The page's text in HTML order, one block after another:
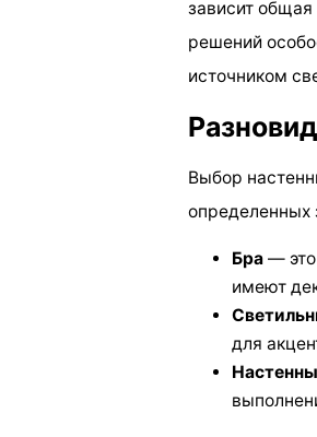
зависит
решений
источником
Выбор
определенных
Бра — это
имеют
для